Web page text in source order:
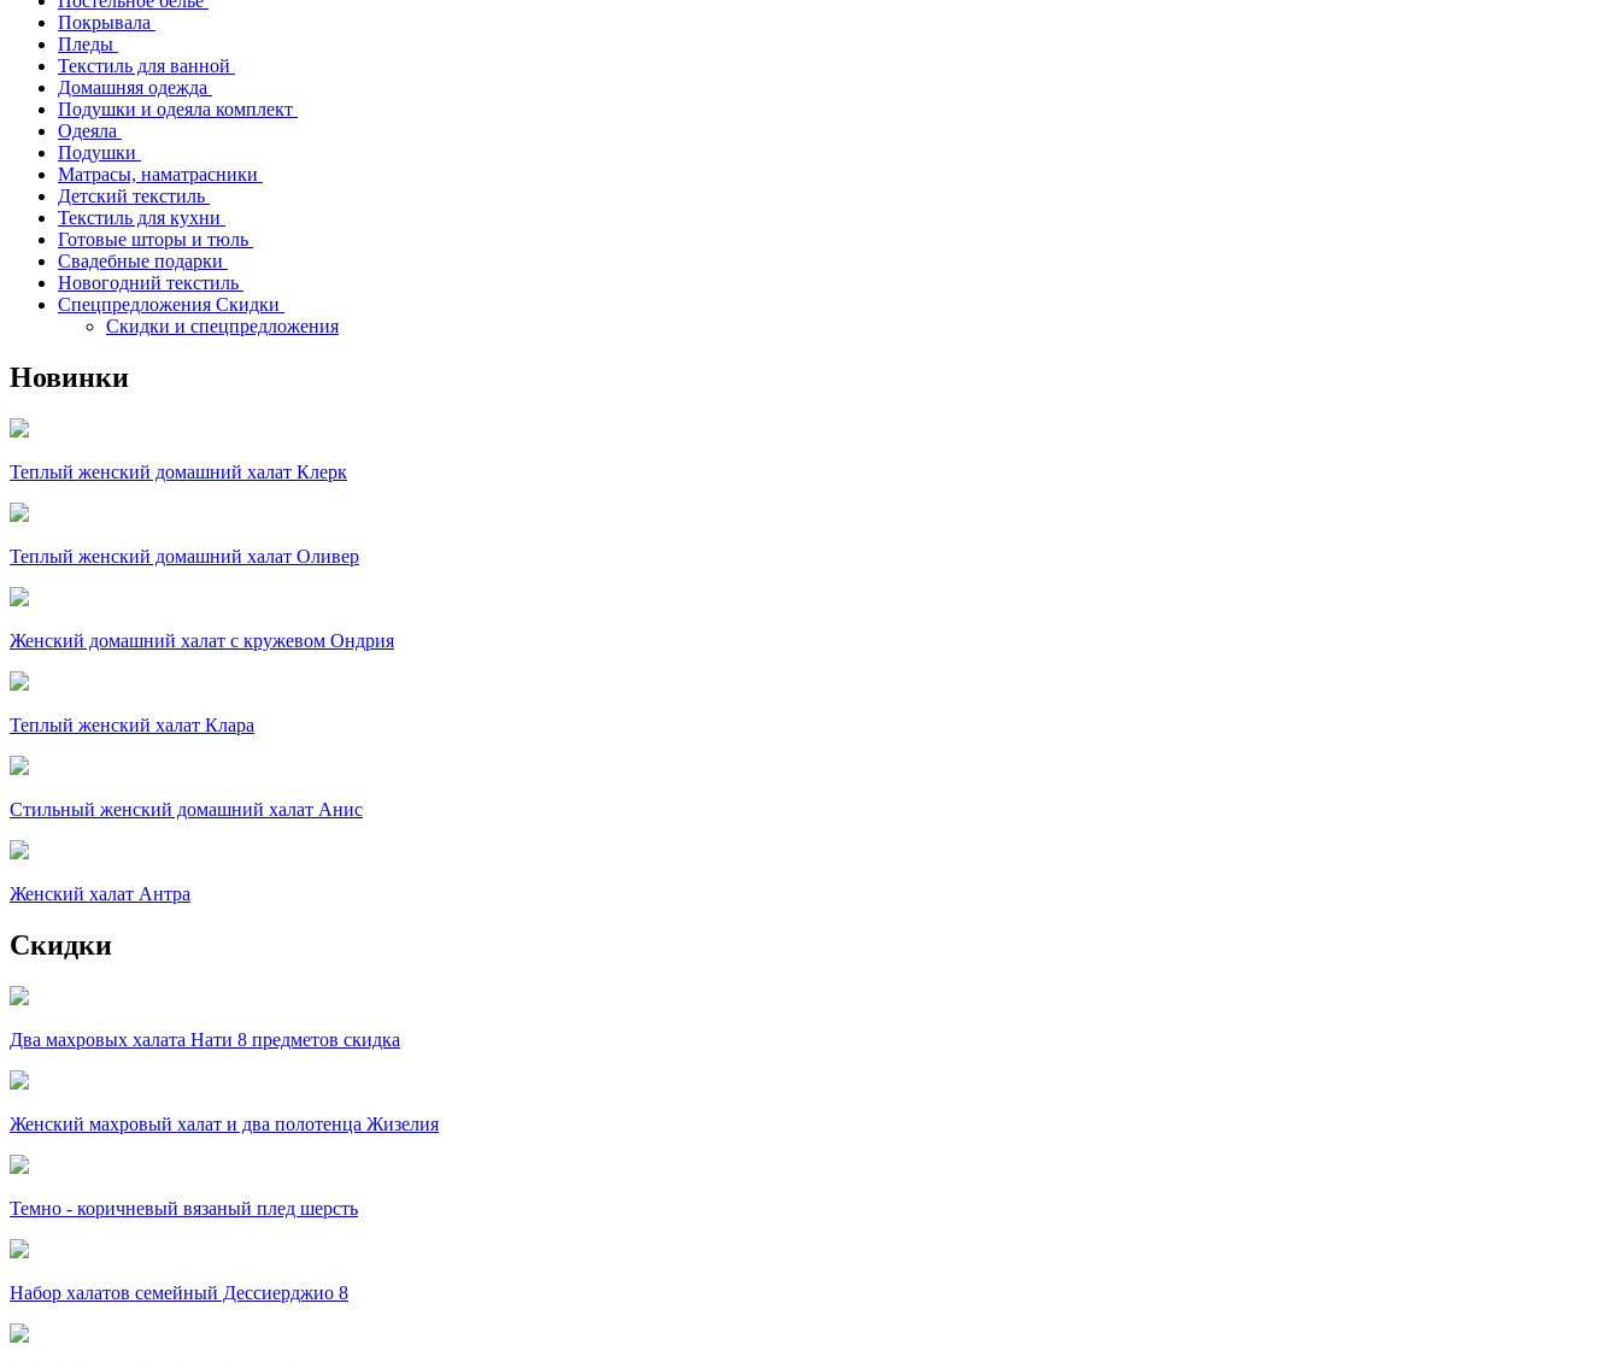
Покрывала
Пледы
Текстиль для ванной
Домашняя одежда
Подушки и одеяла комплект
Одеяла
Подушки
Матрасы, наматрасники
Детский текстиль
Текстиль для кухни
Готовые шторы и тюль
Свадебные подарки
Новогодний текстиль
Спецпредложения Скидки
Скидки и спецпредложения
Новинки
Теплый женский домашний халат Клерк
Теплый женский домашний халат Оливер
Женский домашний халат с кружевом Ондрия
Теплый женский халат Клара
Стильный женский домашний халат Анис
Женский халат Антра
Скидки
Два махровых халата Нати 8 предметов скидка
Женский махровый халат и два полотенца Жизелия
Темно - коричневый вязаный плед шерсть
Набор халатов семейный Дессиерджио 8